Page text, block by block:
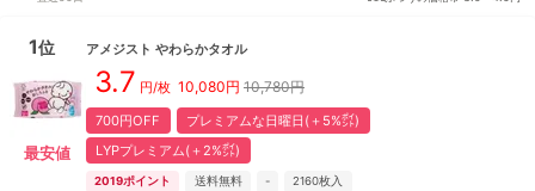
1位
最安値
アメジスト やわらかタオル
3.7 円/枚 10,080円 10,780円
700円OFF
プレミアムな日曜日(＋5%㌽)
LYPプレミアム(＋2%㌽)
2019ポイント 送料無料 - 2160枚入